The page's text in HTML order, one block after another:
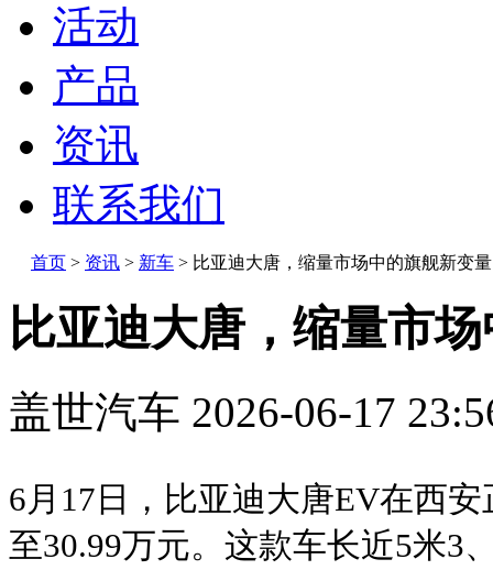
活动
产品
资讯
联系我们
首页 > 资讯 > 新车 > 比亚迪大唐，缩量市场中的旗舰新变量
比亚迪大唐，缩量市
盖世汽车 2026-06-17
6月17日，比亚迪大唐EV在西
至30.99万元。这款车长近5米3